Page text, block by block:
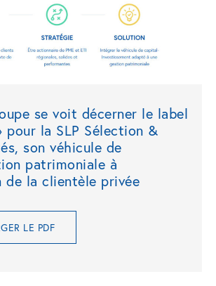
se voit décerner le label
pour la SLP Sélection &
son véhicule de
patrimoniale à
de la clientèle privée
LE PDF